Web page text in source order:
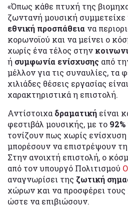
«Όπως κάθε πτυχή της
ζωντανή μουσική
εθνική προσπάθεια να
κορωνοϊού και να μείνει ο
χωρίς ένα τέλος στην
ή συμφωνία ενίσχυσης από
μέλλον για τις συναυλίες, τα
χιλιάδες θέσεις εργασίας είναι
χαρακτηριστικά η επιστολή.
Αντίστοιχα δραματική είναι
φεστιβάλ μουσικής, με το 92%
τονίζουν πως χωρίς ενίσχυση
μπορέσουν να επιστρέψουν
Στην ανοιχτή επιστολή, ο
από τον υπουργό Πολιτισμού
αναγνωρίσει της ζωτική
χώρων και να προσφέρει
ώστε να επιβιώσουν.